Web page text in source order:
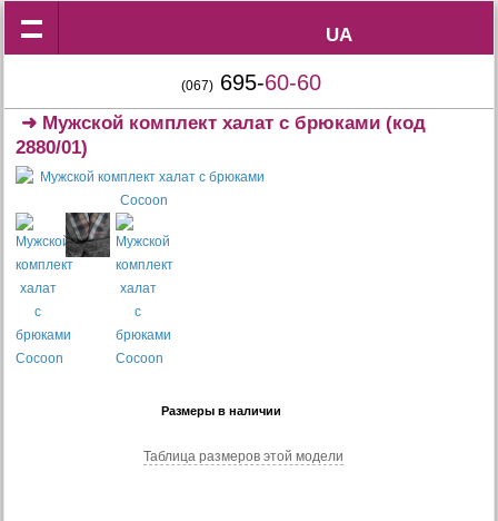
UA
UA
(067) 695-60-60
➜ Мужской комплект халат с брюками (код
2880/01)
Размеры в наличии
Таблица размеров этой модели